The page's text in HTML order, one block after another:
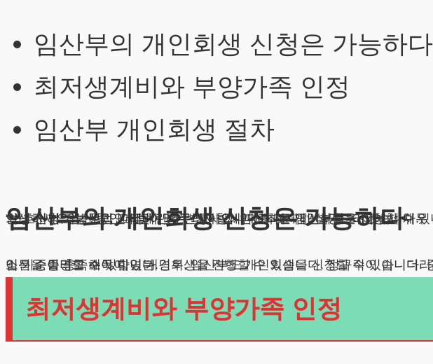
임산부의 개인회생 신청은 가능하다
최저생계비와 부양가족 인정
임산부 개인회생 절차
안녕하세요, 법무법인 테헤란의 변호사입니다. 최근 임산부들 사이에서 채무 문제로 고민하는 분들이 많아지고 있습니다. 그 중 한 의뢰인께서 이렇게 질문하셨습니다. “변호사님, 임신 중인데 빚이 너무 많아요. 임산부도 개인회생을 신청할 수 있나요? 절차는 어떻게 진행되며, 어떤 점들을 주의해야 할까요?” 이 글에서는 임산부의 개인회생 신청 가능성과 그 절차 및 주의사항에 대해 자세히 설명드리겠습니다.
임산부의 개인회생 신청은 가능하다
임신 중이라도 소득이 있는 경우, 임산부도 개인회생을 신청할 수 있습니다. 중요한 것은 정기적인 수입이 있어야 한다는 점입니다. 월급, 프리랜서 수입, 아르바이트 등 소득을 증명할 수 있다면 개인회생을 진행할 수 있습니다. 정규직이 아니더라도 꾸준한 수입이 있으면 충분히 신청 가능합니다. 단, 소득 금액에 대한 기준이 존재하며, 이 기준을 충족해야 합니다.
최저생계비와 부양가족 인정